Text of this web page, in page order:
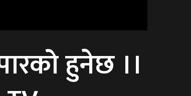
हुनेछ ।।